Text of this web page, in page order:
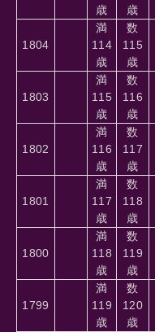
歳
歳
1804
満
114
歳
数
115
歳
1803
満
115
歳
数
116
歳
1802
満
116
歳
数
117
歳
1801
満
117
歳
数
118
歳
1800
満
118
歳
数
119
歳
1799
満
119
歳
数
120
歳